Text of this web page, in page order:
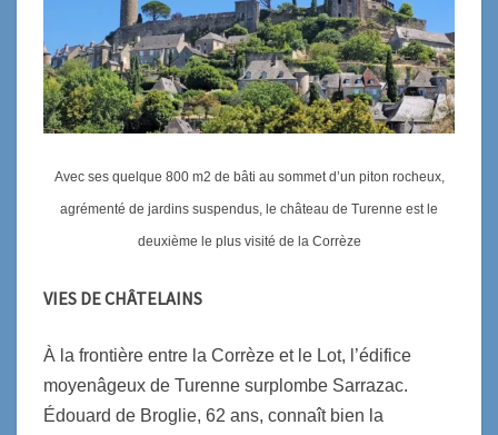
Avec ses quelque 800 m2 de bâti au sommet d’un piton rocheux,
agrémenté de jardins suspendus, le château de Turenne est le
deuxième le plus visité de la Corrèze
VIES DE CHÂTELAINS
À la frontière entre la Corrèze et le Lot, l’édifice
moyenâgeux de Turenne surplombe Sarrazac.
Édouard de Broglie, 62 ans, connaît bien la